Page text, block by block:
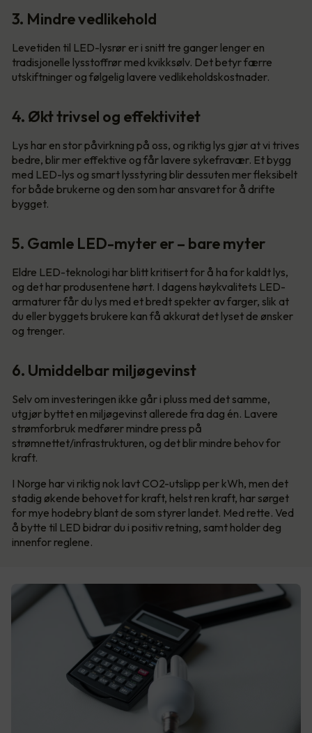
3. Mindre vedlikehold
Levetiden til LED-lysrør er i snitt tre ganger lenger en
tradisjonelle lysstoffrør med kvikksølv. Det betyr færre
utskiftninger og følgelig lavere vedlikeholdskostnader.
4. Økt trivsel og effektivitet
Lys har en stor påvirkning på oss, og riktig lys gjør at vi trives
bedre, blir mer effektive og får lavere sykefravær. Et bygg
med LED-lys og smart lysstyring blir dessuten mer fleksibelt
for både brukerne og den som har ansvaret for å drifte
bygget.
5. Gamle LED-myter er – bare myter
Eldre LED-teknologi har blitt kritisert for å ha for kaldt lys,
og det har produsentene hørt. I dagens høykvalitets LED-
armaturer får du lys med et bredt spekter av farger, slik at
du eller byggets brukere kan få akkurat det lyset de ønsker
og trenger.
6. Umiddelbar miljøgevinst
Selv om investeringen ikke går i pluss med det samme,
utgjør byttet en miljøgevinst allerede fra dag én. Lavere
strømforbruk medfører mindre press på
strømnettet/infrastrukturen, og det blir mindre behov for
kraft.
I Norge har vi riktig nok lavt CO2-utslipp per kWh, men det
stadig økende behovet for kraft, helst ren kraft, har sørget
for mye hodebry blant de som styrer landet. Med rette. Ved
å bytte til LED bidrar du i positiv retning, samt holder deg
innenfor reglene.